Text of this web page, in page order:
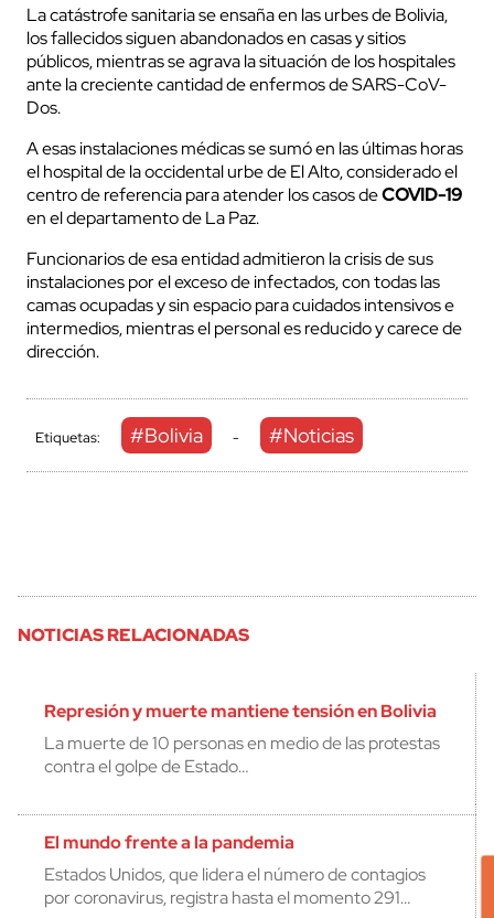
La catástrofe sanitaria se ensaña en las urbes de Bolivia,
los fallecidos siguen abandonados en casas y sitios
públicos, mientras se agrava la situación de los hospitales
ante la creciente cantidad de enfermos de SARS-CoV-
Dos.
A esas instalaciones médicas se sumó en las últimas horas
el hospital de la occidental urbe de El Alto, considerado el
centro de referencia para atender los casos deCOVID-19
en el departamento de La Paz.
Funcionarios de esa entidad admitieron la crisis de sus
instalaciones por el exceso de infectados, con todas las
camas ocupadas y sin espacio para cuidados intensivos e
intermedios, mientras el personal es reducido y carece de
dirección.
Etiquetas: #Bolivia - #Noticias
NOTICIAS RELACIONADAS
Represión y muerte mantiene tensión en Bolivia
La muerte de 10 personas en medio de las protestas
contra el golpe de Estado…
El mundo frente a la pandemia
Estados Unidos, que lidera el número de contagios
por coronavirus, registra hasta el momento 291…